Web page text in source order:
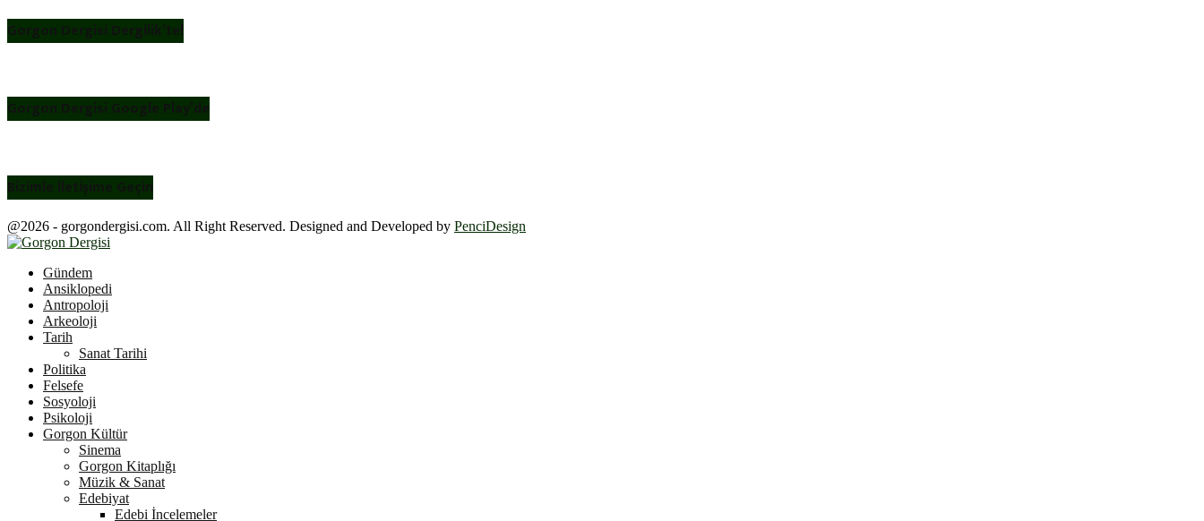
Gorgon Dergisi Dergilik’te!
Gorgon Dergisi Google Play’de
Bizimle İletişime Geçin
@2026 - gorgondergisi.com. All Right Reserved. Designed and Developed by PenciDesign
Gündem
Ansiklopedi
Antropoloji
Arkeoloji
Tarih
Sanat Tarihi
Politika
Felsefe
Sosyoloji
Psikoloji
Gorgon Kültür
Sinema
Gorgon Kitaplığı
Müzik & Sanat
Edebiyat
Edebi İncelemeler